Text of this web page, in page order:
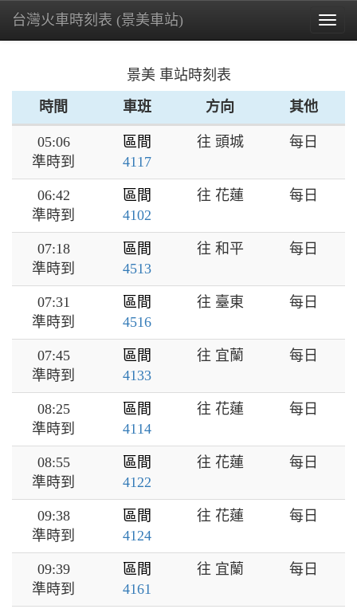
台灣火車時刻表 (景美車站)
景美 車站時刻表
時間
車班 方向 其他
05:06
準時到
區間
4117
往 頭城 每日
06:42
準時到
區間
4102
往 花蓮 每日
07:18
準時到
區間
4513
往 和平 每日
07:31
準時到
區間
4516
往 臺東 每日
07:45
準時到
區間
4133
往 宜蘭 每日
08:25
準時到
區間
4114
往 花蓮 每日
08:55
準時到
區間
4122
往 花蓮 每日
09:38
準時到
區間
4124
往 花蓮 每日
09:39
準時到
區間
4161
往 宜蘭 每日